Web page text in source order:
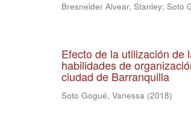
Bresneider Alvear, Stanley; Soto
Efecto de la utilización de
habilidades de
ciudad de Barranquilla
Soto Gogué, Vanessa (2018)